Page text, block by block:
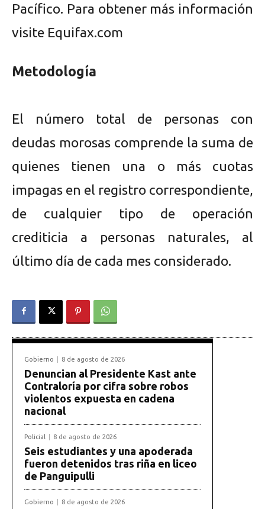
Pacífico. Para obtener más información
visite Equifax.com
Metodología
El número total de personas con
deudas morosas comprende la suma de
quienes tienen una o más cuotas
impagas en el registro correspondiente,
de cualquier tipo de operación
crediticia a personas naturales, al
último día de cada mes considerado.
Gobierno 8 de agosto de 2026
Denuncian al Presidente Kast ante
Contraloría por cifra sobre robos
violentos expuesta en cadena
nacional
Policial 8 de agosto de 2026
Seis estudiantes y una apoderada
fueron detenidos tras riña en liceo
de Panguipulli
Gobierno 8 de agosto de 2026